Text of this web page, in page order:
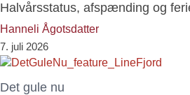
Halvårsstatus, afspænding og
Hanneli Ågotsdatter
7. juli 2026
Det gule nu